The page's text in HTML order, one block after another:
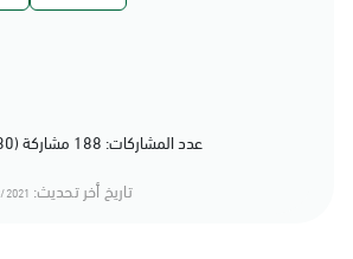
عدد المشاركات: 188 مشاركة (30%) أعجبهم المحتوى
تاريخ أخر تحديث: 11:08